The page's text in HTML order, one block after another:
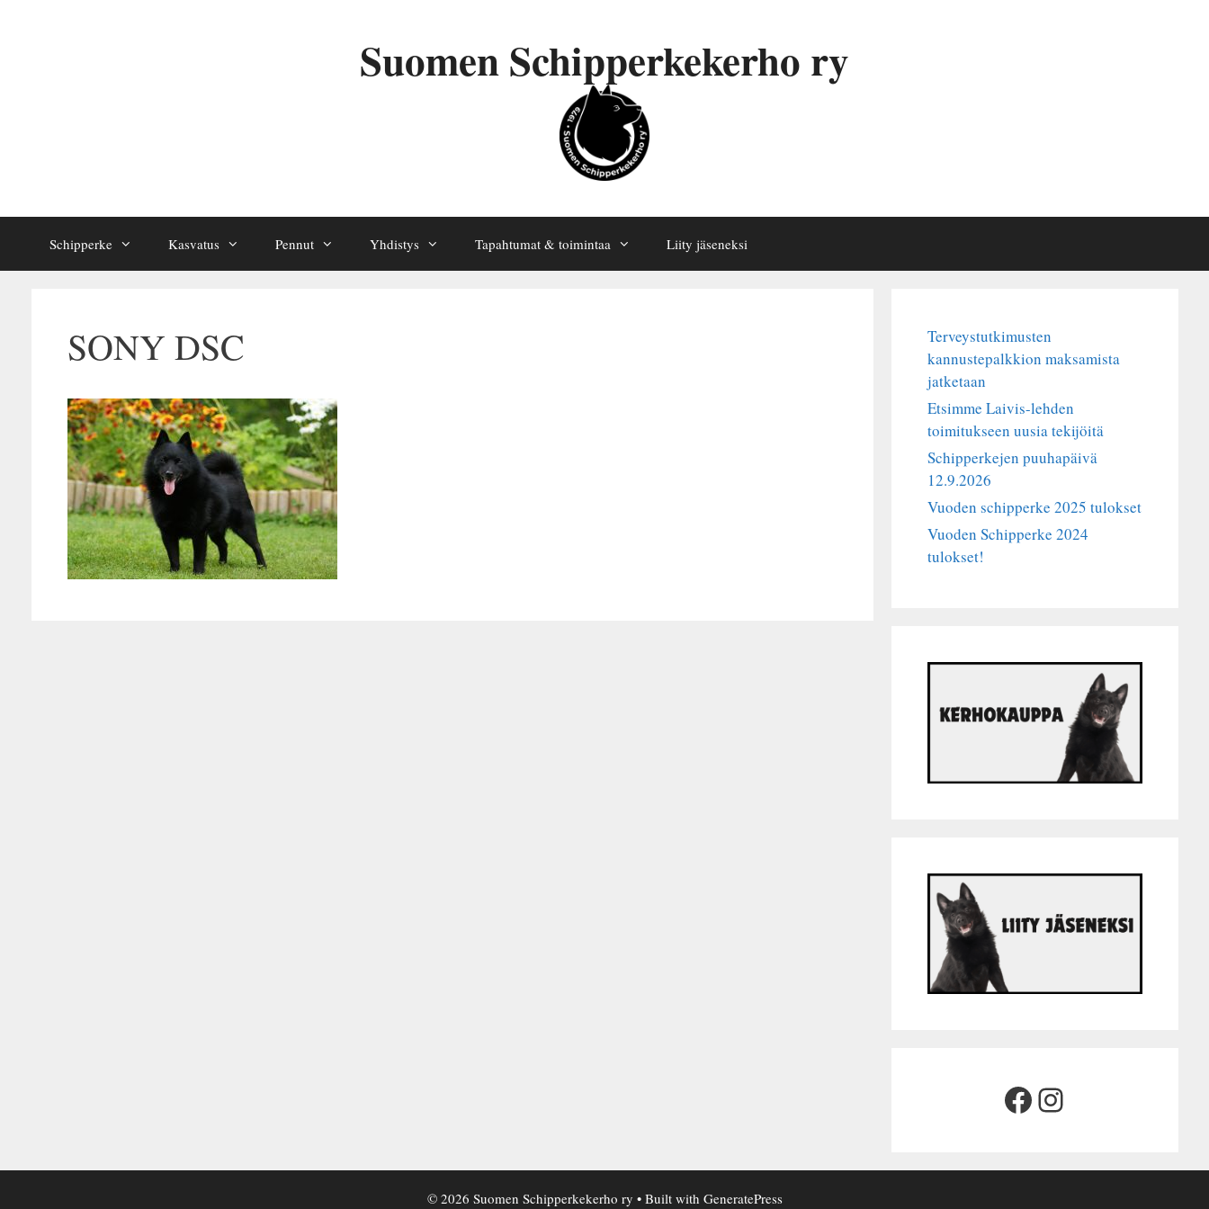
Suomen Schipperkekerho ry
Schipperke Kasvatus Pennut Yhdistys Tapahtumat & toimintaa Liity jäseneksi
SONY DSC
Terveystutkimusten
kannustepalkkion maksamista
jatketaan
Etsimme Laivis-lehden
toimitukseen uusia tekijöitä
Schipperkejen puuhapäivä
12.9.2026
Vuoden schipperke 2025 tulokset
Vuoden Schipperke 2024
tulokset!
Facebook
Instagram
© 2026 Suomen Schipperkekerho ry • Built with GeneratePress